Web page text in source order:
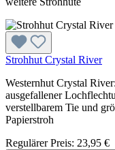
Strohhut Crystal River
Westernhut Crystal
ausgefallener
verstellbarem Tie und
Papierstroh
Regulärer Preis: 23,95 €